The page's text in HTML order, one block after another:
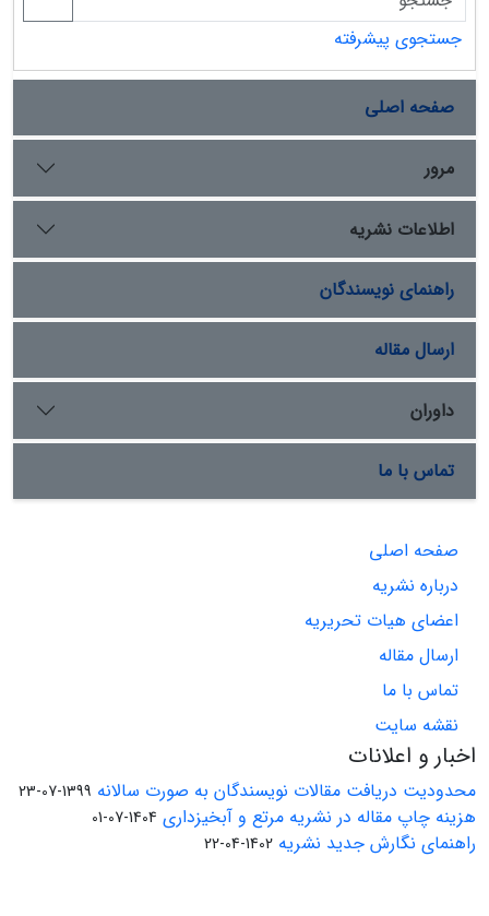
جستجوی پیشرفته
صفحه اصلی
مرور
اطلاعات نشریه
راهنمای نویسندگان
ارسال مقاله
داوران
تماس با ما
صفحه اصلی
درباره نشریه
اعضای هیات تحریریه
ارسال مقاله
تماس با ما
نقشه سایت
اخبار و اعلانات
محدودیت دریافت مقالات نویسندگان به صورت سالانه 1399-07-23
هزینه چاپ مقاله در نشریه مرتع و آبخیزداری 1404-07-01
راهنمای نگارش جدید نشریه 1402-04-22